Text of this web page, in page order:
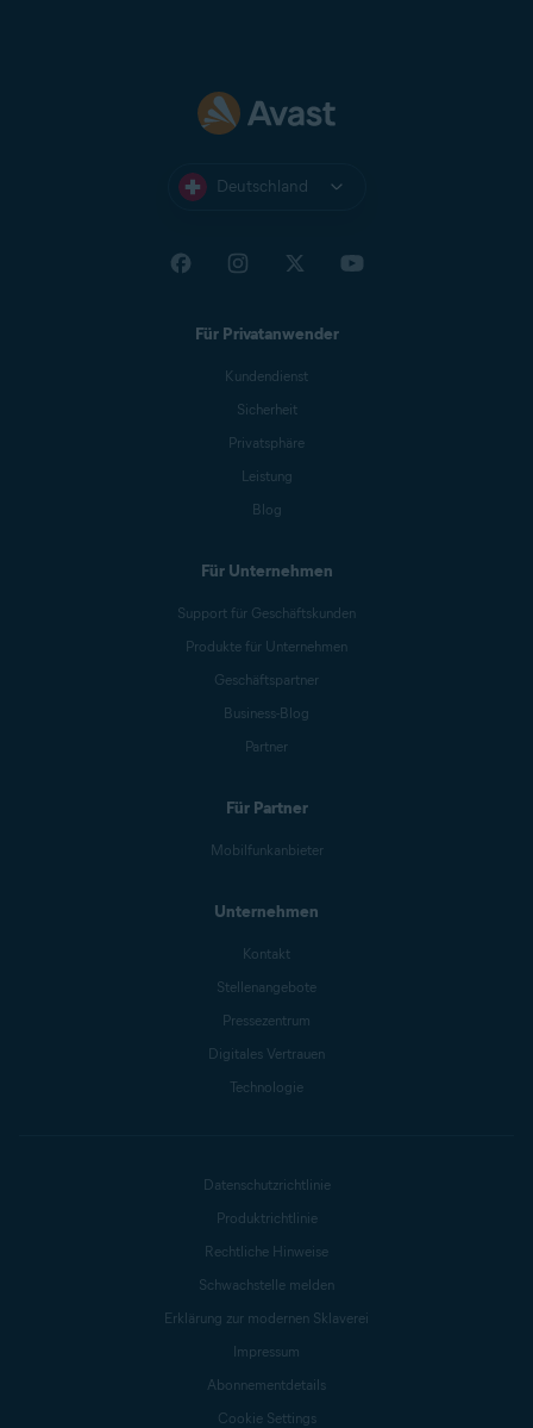
Deutschland
Für Privatanwender
Kundendienst
Sicherheit
Privatsphäre
Leistung
Blog
Für Unternehmen
Support für Geschäftskunden
Produkte für Unternehmen
Geschäftspartner
Business-Blog
Partner
Für Partner
Mobilfunkanbieter
Unternehmen
Kontakt
Stellenangebote
Pressezentrum
Digitales Vertrauen
Technologie
Datenschutzrichtlinie
Produktrichtlinie
Rechtliche Hinweise
Schwachstelle melden
Erklärung zur modernen Sklaverei
Impressum
Abonnementdetails
Cookie Settings